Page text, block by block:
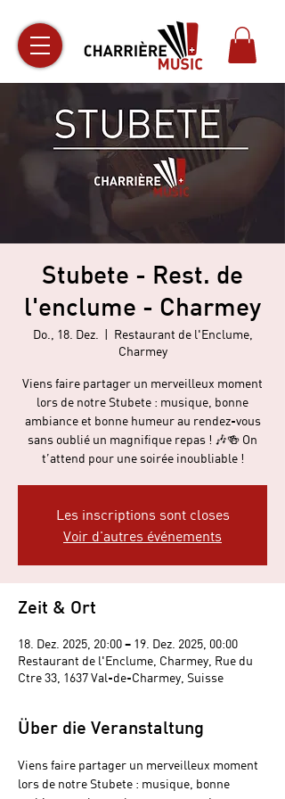
Stubete - Rest. de
l'enclume - Charmey
Do., 18. Dez.
  |
Restaurant de l'Enclume,
Charmey
Viens faire partager un merveilleux moment
lors de notre Stubete : musique, bonne
ambiance et bonne humeur au rendez-vous
sans oublié un magnifique repas ! 🎶🍻 On
t’attend pour une soirée inoubliable !
Les inscriptions sont closes
Voir d'autres événements
Zeit & Ort
18. Dez. 2025, 20:00 – 19. Dez. 2025, 00:00
Restaurant de l'Enclume, Charmey, Rue du
Ctre 33, 1637 Val-de-Charmey, Suisse
Über die Veranstaltung
Viens faire partager un merveilleux moment
lors de notre Stubete : musique, bonne